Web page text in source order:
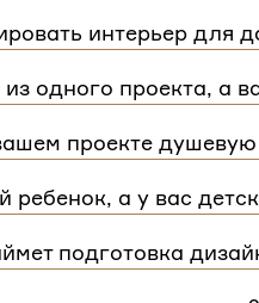
может быть
интерьер для
если у вас в доме
одного проекта, а
будет стоить3
проекте
ребенок, а у вас
подготовка